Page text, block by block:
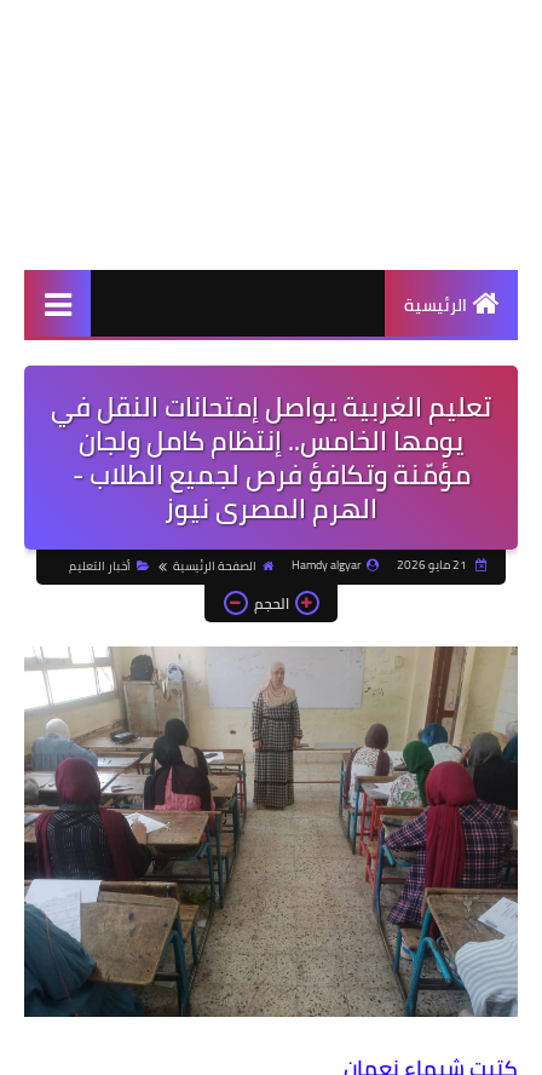
الرئيسية
تعليم الغربية يواصل إمتحانات النقل في
يومها الخامس.. إنتظام كامل ولجان
مؤمّنة وتكافؤ فرص لجميع الطلاب -
الهرم المصرى نيوز
Hamdy algyar الصفحة الرئيسية أخبار التعليم
الحجم